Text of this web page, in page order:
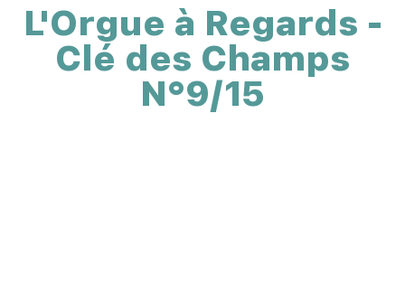
L'Orgue à Regards -
Clé des Champs
N°9/15